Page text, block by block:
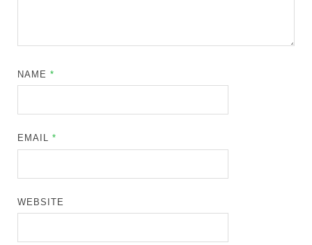
NAME*
EMAIL*
WEBSITE